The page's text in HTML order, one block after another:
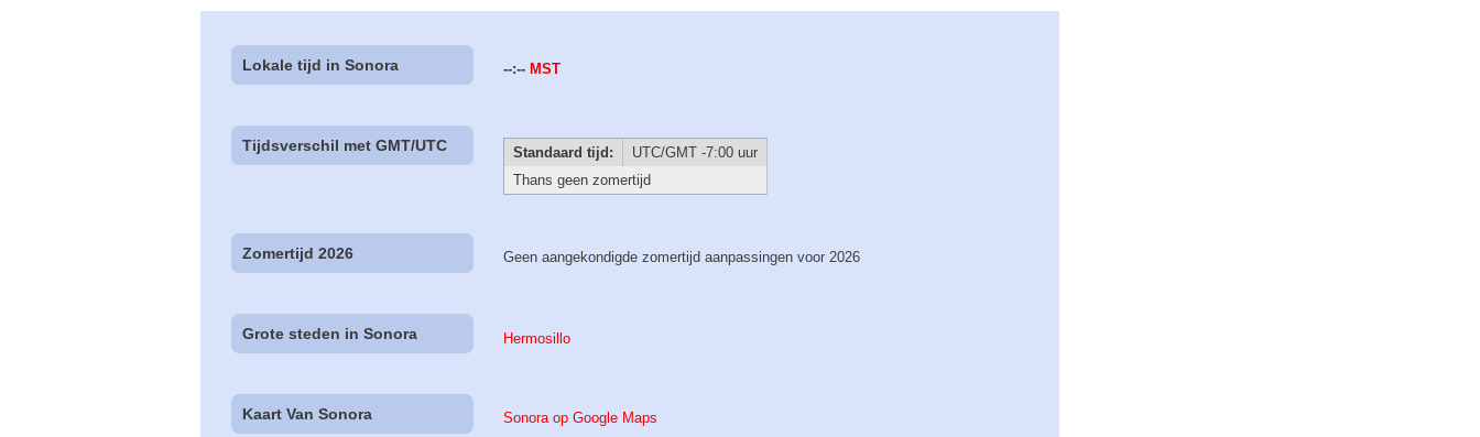
Lokale tijd in Sonora --:-- MST
Tijdsverschil met GMT/UTC Standaard tijd:
UTC/GMT -7:00 uur
Thans geen zomertijd
Zomertijd 2026 Geen aangekondigde zomertijd aanpassingen voor 2026
Grote steden in Sonora Hermosillo
Kaart Van Sonora Sonora op Google Maps